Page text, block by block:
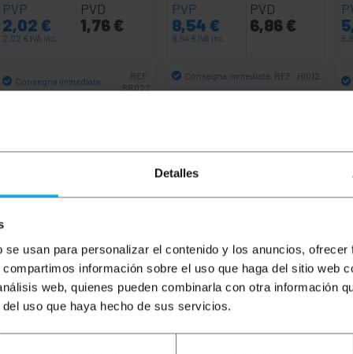
Detalles
usan para personalizar el contenido y los anuncios,
información sobre el uso que haga del sitio web
web, quienes pueden combinarla con otra información
uso que haya hecho de sus servicios.
PVP
2,02 €
2,02 € IVA inc.
PVD
1,76 €
Consegna immediata
REF:
BR022
PVP
8,54 €
8,54 € IVA inc.
PVD
6,86 €
Consegna immediata REF: HI012
Quantità
di audio digitale, video digitale ed ethernet tramite
estremità un tipo maschio A HDMI. Il connettore HDMI